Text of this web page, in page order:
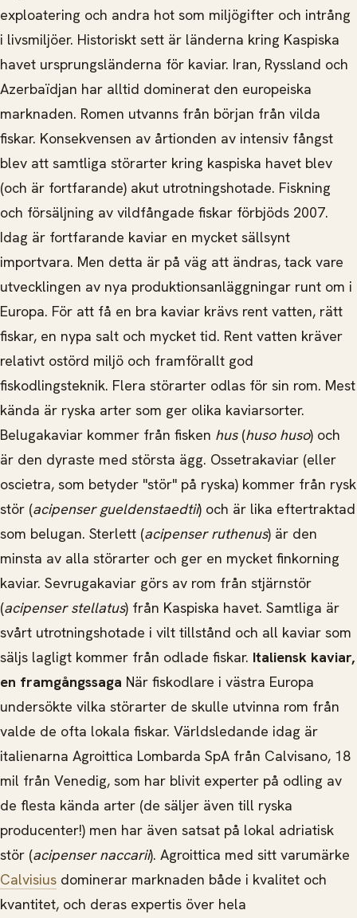
exploatering och andra hot som miljögifter och intrång
i livsmiljöer. Historiskt sett är länderna kring Kaspiska
havet ursprungsländerna för kaviar. Iran, Ryssland och
Azerbaïdjan har alltid dominerat den europeiska
marknaden. Romen utvanns från början från vilda
fiskar. Konsekvensen av årtionden av intensiv fångst
blev att samtliga störarter kring kaspiska havet blev
(och är fortfarande) akut utrotningshotade. Fiskning
och försäljning av vildfångade fiskar förbjöds 2007.
Idag är fortfarande kaviar en mycket sällsynt
importvara. Men detta är på väg att ändras, tack vare
utvecklingen av nya produktionsanläggningar runt om i
Europa. För att få en bra kaviar krävs rent vatten, rätt
fiskar, en nypa salt och mycket tid. Rent vatten kräver
relativt ostörd miljö och framförallt god
fiskodlingsteknik. Flera störarter odlas för sin rom. Mest
kända är ryska arter som ger olika kaviarsorter.
Belugakaviar kommer från fisken hus(huso huso) och
är den dyraste med största ägg. Ossetrakaviar (eller
oscietra, som betyder "stör" på ryska) kommer från rysk
stör (acipenser gueldenstaedtii) och är lika eftertraktad
som belugan. Sterlett (acipenser ruthenus) är den
minsta av alla störarter och ger en mycket finkorning
kaviar. Sevrugakaviar görs av rom från stjärnstör
(acipenser stellatus) från Kaspiska havet. Samtliga är
svårt utrotningshotade i vilt tillstånd och all kaviar som
säljs lagligt kommer från odlade fiskar. Italiensk kaviar,
en framgångssaga När fiskodlare i västra Europa
undersökte vilka störarter de skulle utvinna rom från
valde de ofta lokala fiskar. Världsledande idag är
italienarna Agroittica Lombarda SpA från Calvisano, 18
mil från Venedig, som har blivit experter på odling av
de flesta kända arter (de säljer även till ryska
producenter!) men har även satsat på lokal adriatisk
stör (acipenser naccarii). Agroittica med sitt varumärke
Calvisius dominerar marknaden både i kvalitet och
kvantitet, och deras expertis över hela